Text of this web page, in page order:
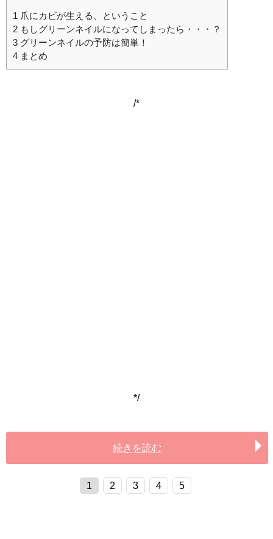
1 爪にカビが生える、ということ
2 もしグリーンネイルになってしまったら・・・？
3 グリーンネイルの予防は簡単！
4 まとめ
/*
*/
続きを読む
1 2 3 4 5